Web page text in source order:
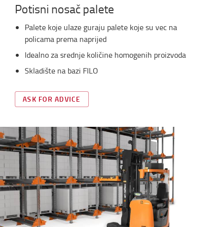
Potisni nosač palete
Palete koje ulaze guraju palete koje su vec na
policama prema naprijed
Idealno za srednje količine homogenih proizvoda
Skladište na bazi FILO
ASK FOR ADVICE